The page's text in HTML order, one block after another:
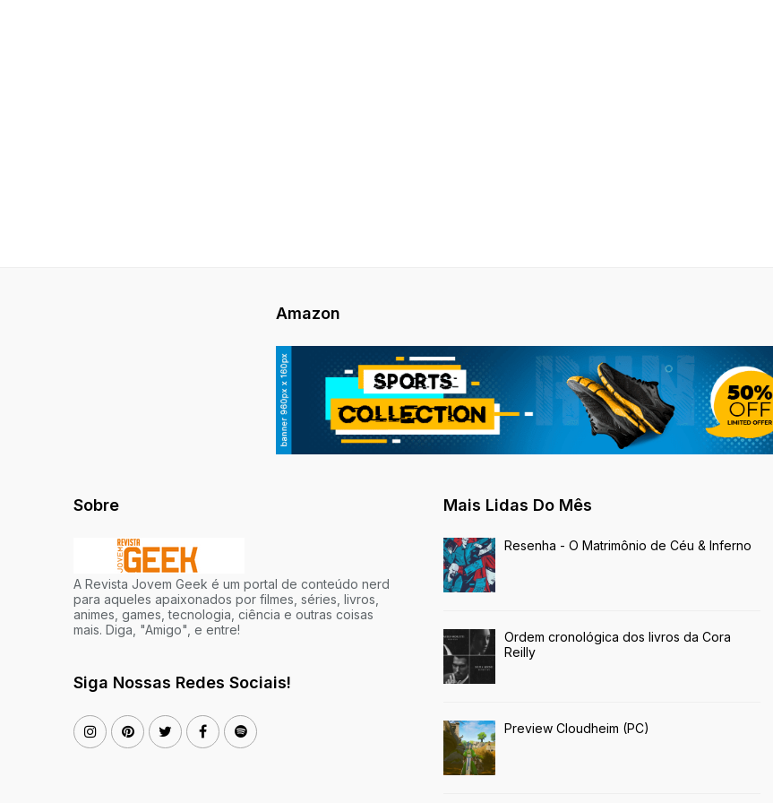
Amazon
Sobre
A Revista Jovem Geek é um portal de conteúdo nerd
para aqueles apaixonados por filmes, séries, livros,
animes, games, tecnologia, ciência e outras coisas
mais. Diga, "Amigo", e entre!
Siga Nossas Redes Sociais!
Mais Lidas Do Mês
Resenha - O Matrimônio de Céu & Inferno
Ordem cronológica dos livros da Cora
Reilly
Preview Cloudheim (PC)